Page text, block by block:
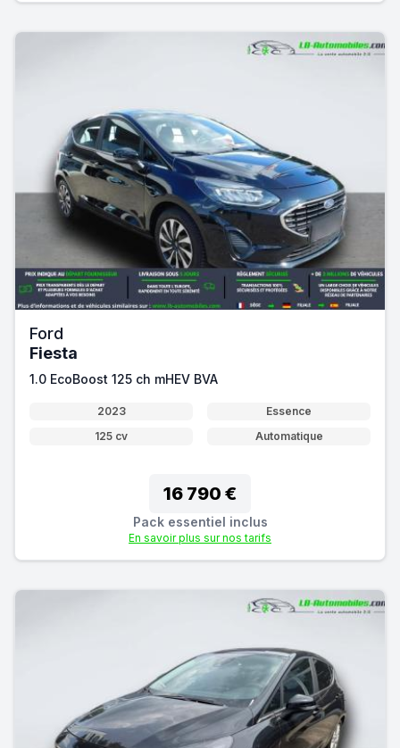
Ford
Fiesta
1.0 EcoBoost 125 ch mHEV BVA
2023
Essence
125 cv
Automatique
16 790 €
Pack essentiel inclus
En savoir plus sur nos tarifs